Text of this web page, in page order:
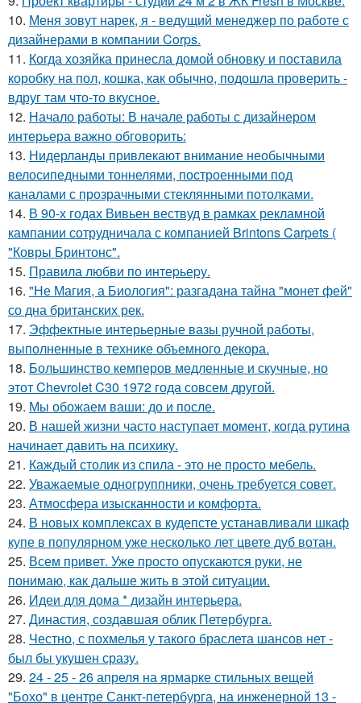
10. Меня зовут нарек, я - ведущий менеджер по работе с
дизайнерами в компании Corps.
11. Когда хозяйка принесла домой обновку и поставила
коробку на пол, кошка, как обычно, подошла проверить -
вдруг там что-то вкусное.
12. Начало работы: В начале работы с дизайнером
интерьера важно обговорить:
13. Нидерланды привлекают внимание необычными
велосипедными тоннелями, построенными под
каналами с прозрачными стеклянными потолками.
14. В 90-х годах Вивьен вествуд в рамках рекламной
кампании сотрудничала с компанией Brintons Carpets (
"Ковры Бринтонс".
15. Правила любви по интеpьеpу.
16. "Не Магия, а Биология": разгадана тайна "монет фей"
со дна британских рек.
17. Эффектные интерьерные вазы ручной работы,
выполненные в технике объемного декора.
18. Большинство кемперов медленные и скучные, но
этот Chevrolet C30 1972 года совсем другой.
19. Мы обожаем ваши: до и после.
20. В нашей жизни часто наступает момент, когда рутина
начинает давить на психику.
21. Каждый столик из спила - это не просто мебель.
22. Уважаемые одногруппники, очень требуется совет.
23. Атмосфера изысканности и комфорта.
24. В новых комплексах в кудепсте устанавливали шкаф
купе в популярном уже несколько лет цвете дуб вотан.
25. Всем привет. Уже просто опускаются руки, не
понимаю, как дальше жить в этой ситуации.
26. Идеи для дома * дизайн интерьера.
27. Династия, создавшая облик Петербурга.
28. Честно, с похмелья у такого браслета шансов нет -
был бы укушен сразу.
29. 24 - 25 - 26 апреля на ярмарке стильных вещей
"Бохо" в центре Санкт-петербурга, на инженерной 13 -